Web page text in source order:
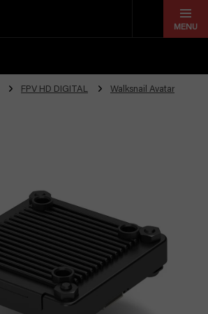
FPV HD DIGITAL Walksnail Avatar